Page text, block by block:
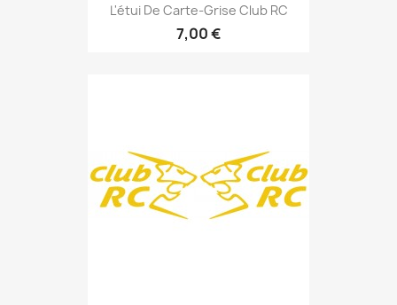
L'étui De Carte-Grise Club RC
7,00 €